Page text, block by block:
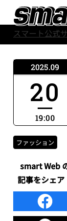
スマート公式
2025.09
20
19:00
ファッション
smart Web
記事をシェア